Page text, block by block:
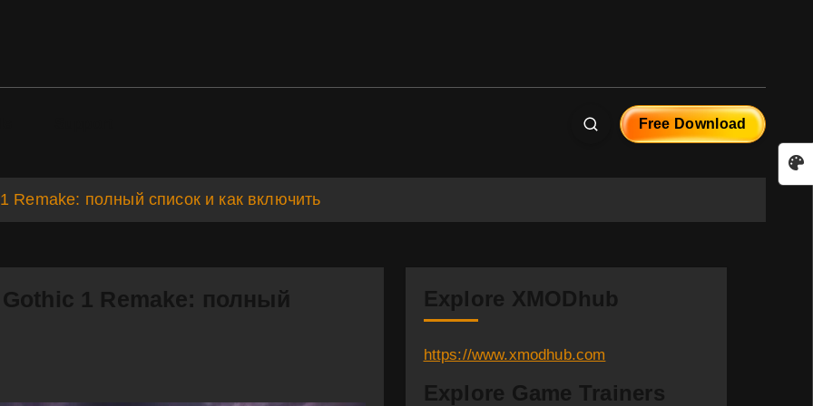
Free Download
полный список и как включить
1 Remake: полный
Explore XMODhub
https://www.xmodhub.com
Explore Game Trainers